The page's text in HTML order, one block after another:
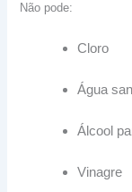
Não pode:
Cloro
Água
Álcool
Vinagre